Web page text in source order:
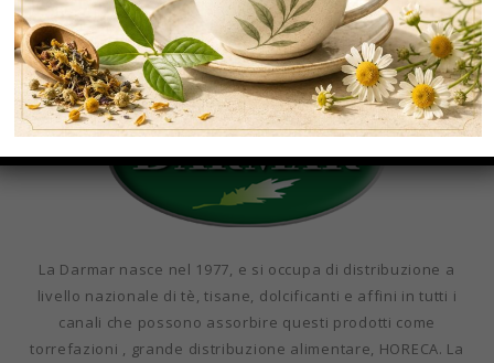
La Darmar nasce nel 1977, e si occupa di distribuzione a
livello nazionale di tè, tisane, dolcificanti e affini in tutti i
canali che possono assorbire questi prodotti come
torrefazioni , grande distribuzione alimentare, HORECA. La